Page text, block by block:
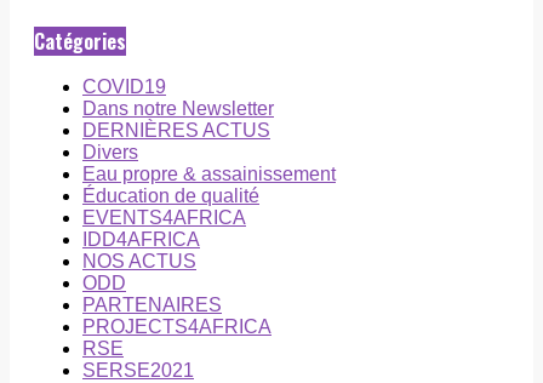
Catégories
COVID19
Dans notre Newsletter
DERNIÈRES ACTUS
Divers
Eau propre & assainissement
Éducation de qualité
EVENTS4AFRICA
IDD4AFRICA
NOS ACTUS
ODD
PARTENAIRES
PROJECTS4AFRICA
RSE
SERSE2021